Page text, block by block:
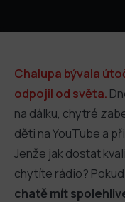
Chalupa bývala
odpojil od světa.
na dálku, chytré
děti na YouTube a
Jenže jak dostat
chytíte rádio?
chatě mít